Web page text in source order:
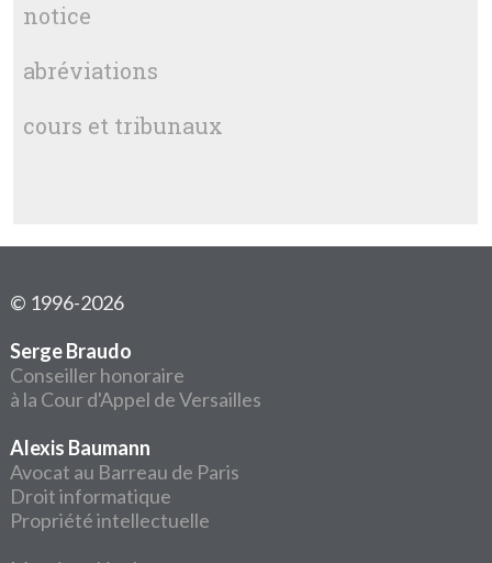
notice
abréviations
cours et tribunaux
© 1996-2026
Serge Braudo
Conseiller honoraire
à la Cour d'Appel de Versailles
Alexis Baumann
Avocat au Barreau de Paris
Droit informatique
Propriété intellectuelle